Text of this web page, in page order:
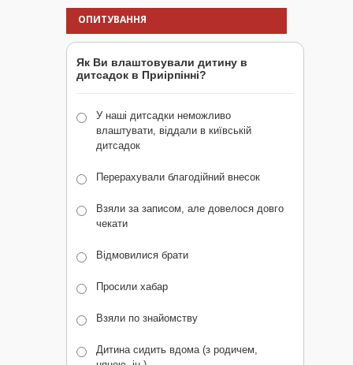
ОПИТУВАННЯ
Як Ви влаштовували дитину в
дитсадок в Приірпінні?
У наші дитсадки неможливо
влаштувати, віддали в київській
дитсадок
Перерахували благодійний внесок
Взяли за записом, але довелося довго
чекати
Відмовилися брати
Просили хабар
Взяли по знайомству
Дитина сидить вдома (з родичем,